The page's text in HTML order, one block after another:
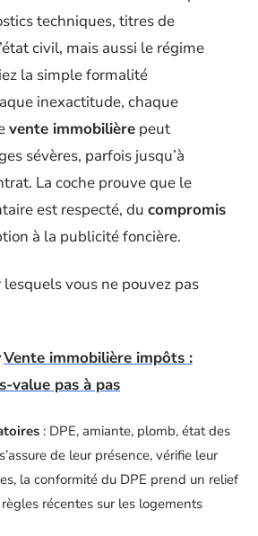
techniques, titres de
civil, mais aussi le régime
la simple formalité
inexactitude, chaque
vente immobilière peut
sévères, parfois jusqu’à
La coche prouve que le
est respecté, du compromis
à la publicité foncière.
vous ne pouvez pas
Vente immobilière impôts :
value pas à pas
: DPE, amiante, plomb, état des
de leur présence, vérifie leur
la conformité du DPE prend un relief
récentes sur les logements